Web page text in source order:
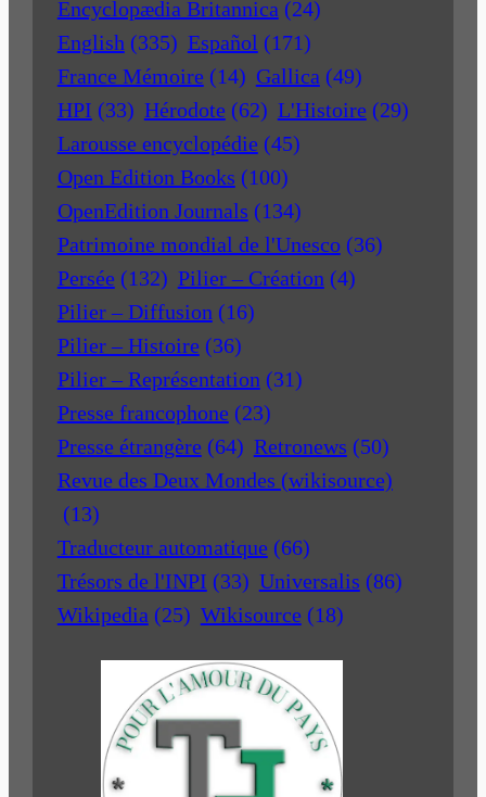
Encyclopædia Britannica (24)
English (335) Español (171)
France Mémoire (14) Gallica (49)
HPI (33) Hérodote (62) L'Histoire (29)
Larousse encyclopédie (45)
Open Edition Books (100)
OpenEdition Journals (134)
Patrimoine mondial de l'Unesco (36)
Persée (132) Pilier – Création (4)
Pilier – Diffusion (16)
Pilier – Histoire (36)
Pilier – Représentation (31)
Presse francophone (23)
Presse étrangère (64) Retronews (50)
Revue des Deux Mondes (wikisource)
(13)
Traducteur automatique (66)
Trésors de l'INPI (33) Universalis (86)
Wikipedia (25) Wikisource (18)